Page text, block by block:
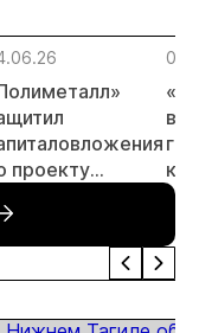
проекту